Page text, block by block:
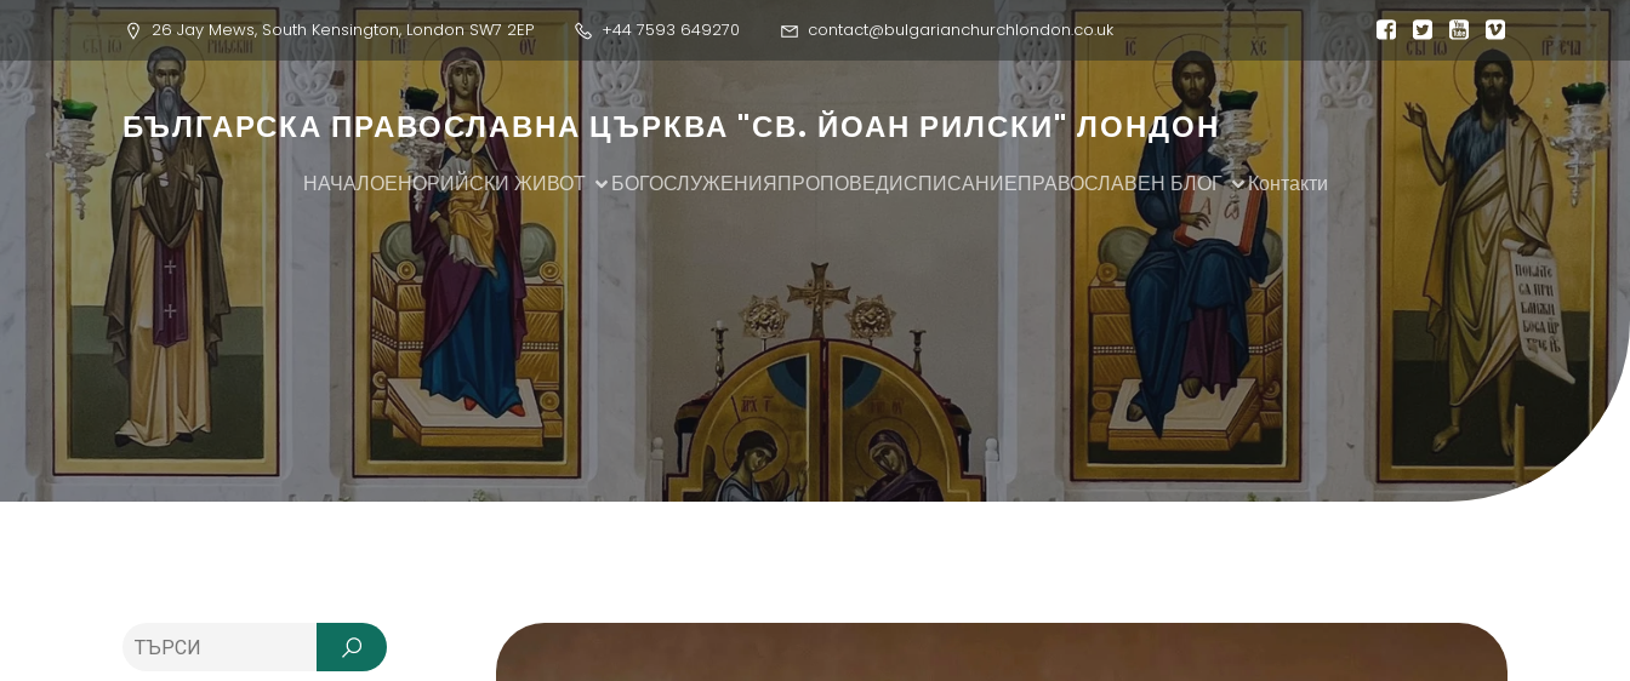
26 Jay Mews, South Kensington, London SW7 2EP +44 7593 649270 contact@bulgarianchurchlondon.co.uk
БЪЛГАРСКА ПРАВОСЛАВНА ЦЪРКВА "СВ. ЙОАН РИЛСКИ" ЛОНДОН
НАЧАЛОЕНОРИЙСКИ ЖИВОТ БОГОСЛУЖЕНИЯПРОПОВЕДИСПИСАНИЕПРАВОСЛАВЕН БЛОГ Контакти